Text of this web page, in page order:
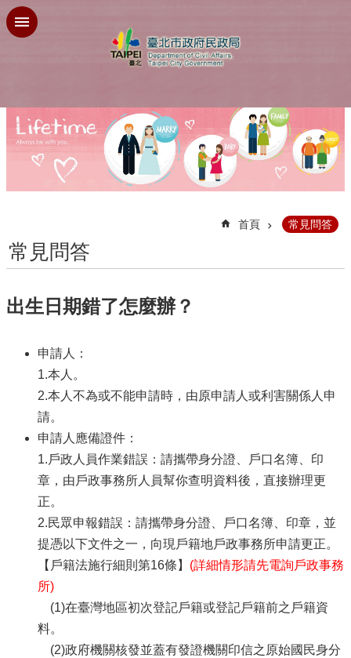
跳到主要內容區塊
首頁 常見問答
常見問答
出生日期錯了怎麼辦？
申請人：
1.本人。
2.本人不為或不能申請時，由原申請人或利害關係人申
請。
申請人應備證件：
1.戶政人員作業錯誤：請攜帶身分證、戶口名簿、印
章，由戶政事務所人員幫你查明資料後，直接辦理更
正。
2.民眾申報錯誤：請攜帶身分證、戶口名簿、印章，並
提憑以下文件之一，向現戶籍地戶政事務所申請更正。
【戶籍法施行細則第16條】 (詳細情形請先電詢戶政事務
所)
(1)在臺灣地區初次登記戶籍或登記戶籍前之戶籍資
料。
(2)政府機關核發並蓋有發證機關印信之原始國民身分